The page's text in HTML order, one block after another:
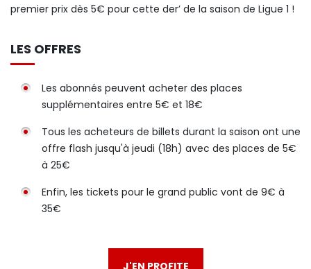
premier prix dès 5€ pour cette der’ de la saison de Ligue 1 !
LES OFFRES
Les abonnés peuvent acheter des places
supplémentaires entre 5€ et 18€
Tous les acheteurs de billets durant la saison ont une
offre flash jusqu'à jeudi (18h) avec des places de 5€
à 25€
Enfin, les tickets pour le grand public vont de 9€ à
35€
J'EN PROFITE